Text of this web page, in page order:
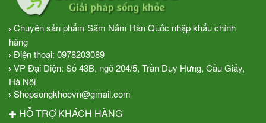
Chuyên sản phẩm Sâm Nấm Hàn Quốc nhập khẩu chính
hãng
Điện thoại: 0978203089
VP Đại Diện: Số 43B, ngõ 204/5, Trần Duy Hưng, Cầu Giấy,
Hà Nội
Shopsongkhoevn@gmail.com
HỖ TRỢ KHÁCH HÀNG